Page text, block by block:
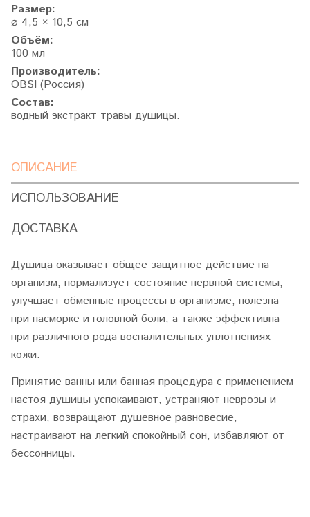
Размер:
⌀ 4,5 × 10,5 cм
Объём:
100 мл
Производитель:
OBSI (Россия)
Состав:
водный экстракт травы душицы.
ОПИСАНИЕ
ИСПОЛЬЗОВАНИЕ
ДОСТАВКА
Душица оказывает общее защитное действие на
организм, нормализует состояние нервной системы,
улучшает обменные процессы в организме, полезна
при насморке и головной боли, а также эффективна
при различного рода воспалительных уплотнениях
кожи.
Принятие ванны или банная процедура с применением
настоя душицы успокаивают, устраняют неврозы и
страхи, возвращают душевное равновесие,
настраивают на легкий спокойный сон, избавляют от
бессонницы.